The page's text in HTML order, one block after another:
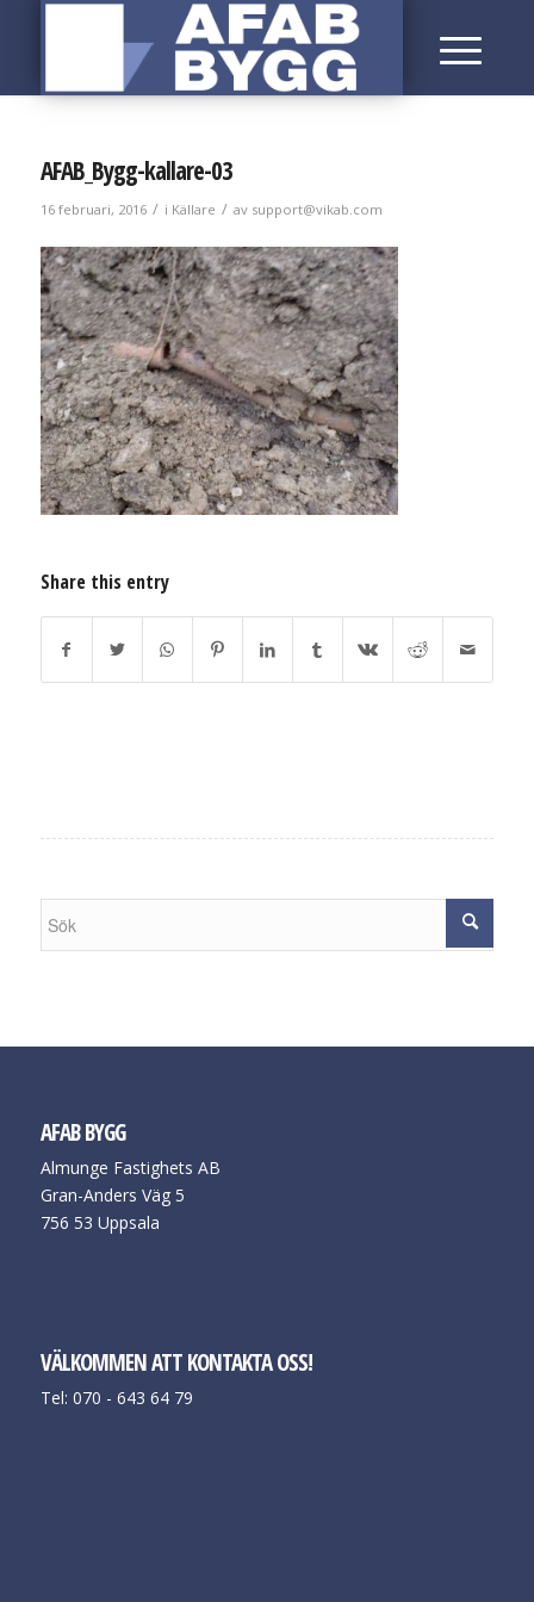
AFAB_Bygg-kallare-03
16 februari, 2016 / i Källare / av support@vikab.com
Share this entry
AFAB BYGG
Almunge Fastighets AB
Gran-Anders Väg 5
756 53 Uppsala
VÄLKOMMEN ATT KONTAKTA OSS!
Tel: 070 - 643 64 79